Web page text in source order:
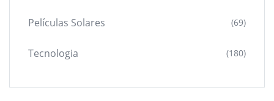
Películas Solares (69)
Tecnologia (180)